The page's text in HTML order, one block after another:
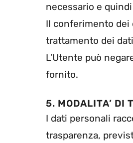
necessario e
Il conferimento dei
trattamento dei
L’Utente può
fornito.
5. MODALITA’ DI
I dati personali
trasparenza,